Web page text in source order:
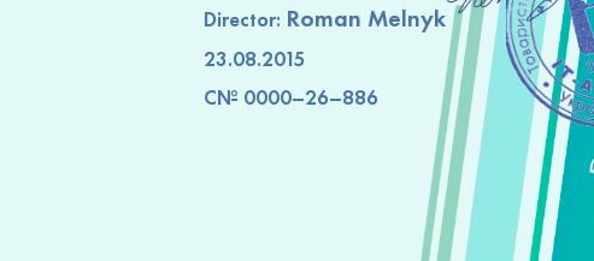
Director: Roman Melnyk
23.08.2015
C№ 0000–26–886